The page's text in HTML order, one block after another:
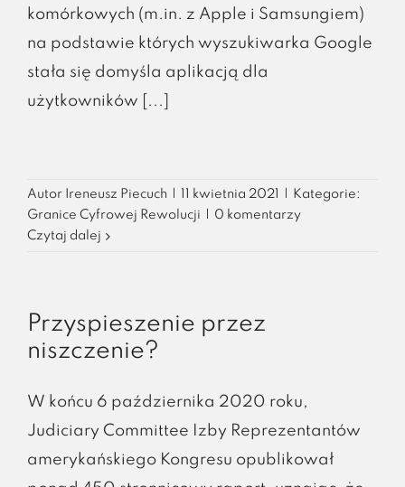
komórkowych (m.in. z Apple i Samsungiem)
na podstawie których wyszukiwarka Google
stała się domyśla aplikacją dla
użytkowników [...]
Autor Ireneusz Piecuch 11 kwietnia 2021
Kategorie:
Granice Cyfrowej Rewolucji
0 komentarzy
Czytaj dalej
Przyspieszenie przez
niszczenie?
W końcu 6 października 2020 roku,
Judiciary Committee Izby Reprezentantów
amerykańskiego Kongresu opublikował